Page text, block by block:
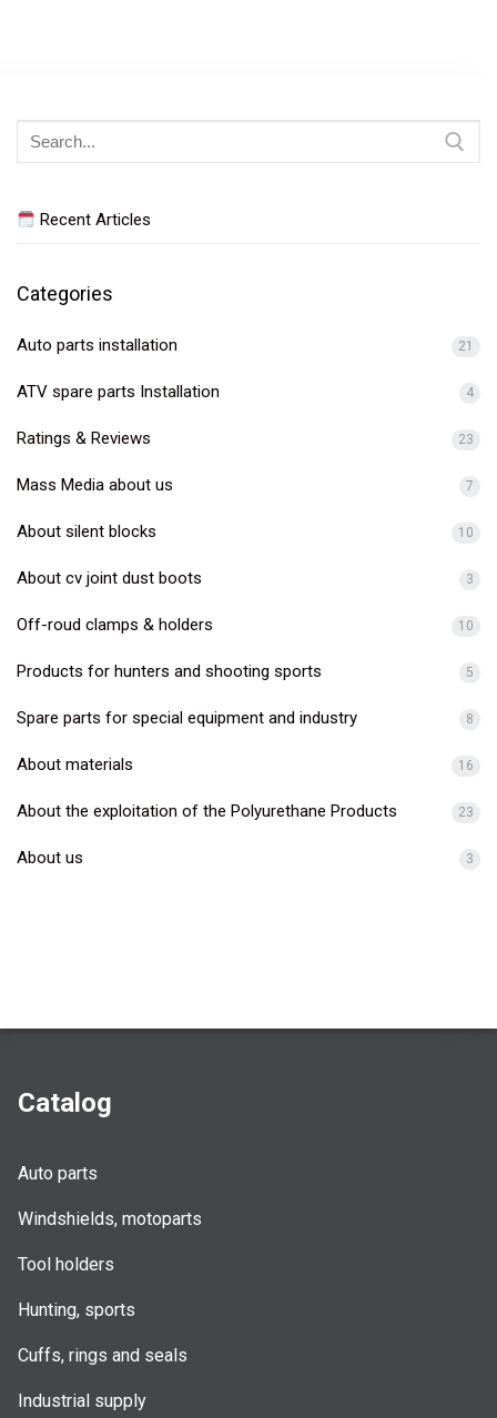
Search
for:
Recent Articles
Categories
Auto parts installation 21
ATV spare parts Installation 4
Ratings & Reviews 23
Mass Media about us 7
About silent blocks 10
About cv joint dust boots 3
Off-roud clamps & holders 10
Products for hunters and shooting sports 5
Spare parts for special equipment and industry 8
About materials 16
About the exploitation of the Polyurethane Products 23
About us 3
Catalog
Auto parts
Windshields, motoparts
Tool holders
Hunting, sports
Cuffs, rings and seals
Industrial supply